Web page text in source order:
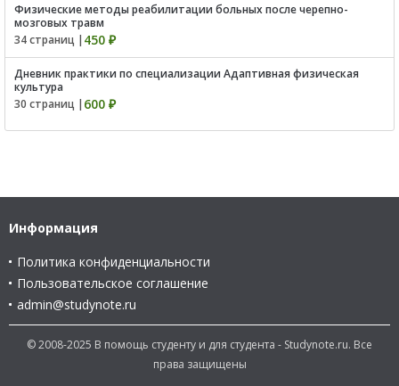
Физические методы реабилитации больных после черепно-
мозговых травм
34 страниц | 450 ₽
Дневник практики по специализации Адаптивная физическая
культура
30 страниц | 600 ₽
Информация
Политика конфиденциальности
Пользовательское соглашение
admin@studynote.ru
© 2008-2025 В помощь студенту и для студента - Studynote.ru. Все
права защищены